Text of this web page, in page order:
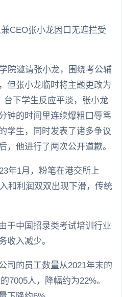
CEO张小龙因口无遮拦受
院邀请张小龙，围绕考公辅
但张小龙临时将主题更改为
台下学生反应平淡，张小龙
钟的时间里连续爆粗口辱骂
学生，同时发表了诸多争议
，他进行了两次公开道歉。
年1月，粉笔在港交所上
和利润双双出现下滑，传统
于中国招录类考试培训行业
收入减少。
司的员工数量从2021年末的
7005人，降幅约为22%。